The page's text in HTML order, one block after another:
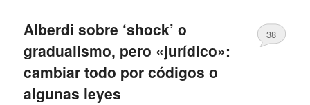
Alberdi sobre ‘shock’ o
gradualismo, pero «jurídico»:
cambiar todo por códigos o
algunas leyes
38